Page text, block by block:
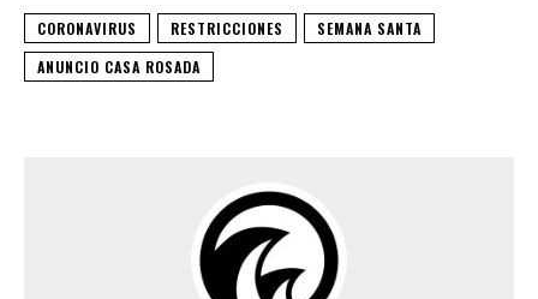
CORONAVIRUS RESTRICCIONES
SEMANA SANTA
ANUNCIO CASA ROSADA